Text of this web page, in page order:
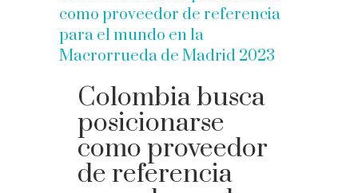
Colombia busca
posicionarse
como proveedor
de referencia